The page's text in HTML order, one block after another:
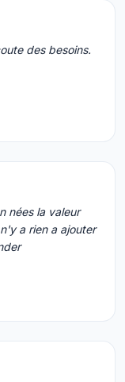
des besoins.
nées la valeur
a rien a ajouter